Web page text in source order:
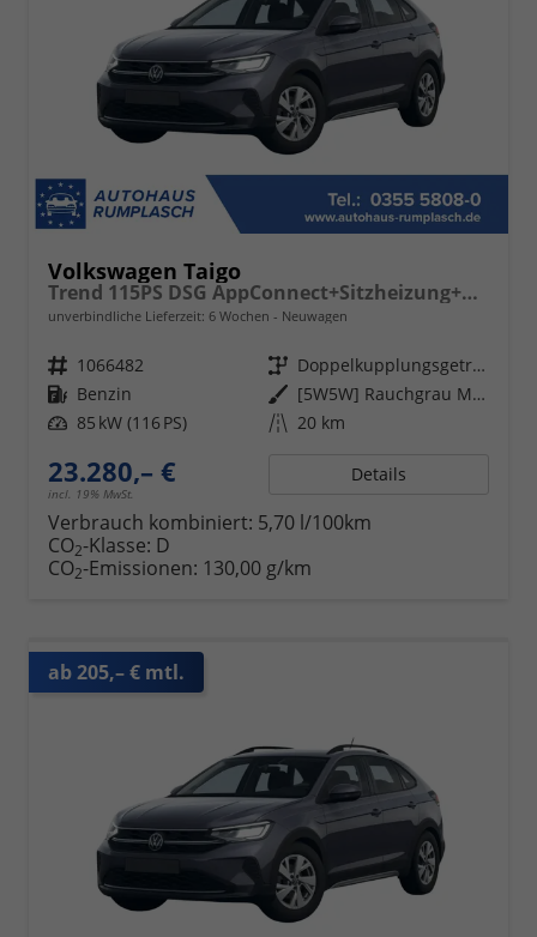
Volkswagen Taigo
Trend 115PS DSG AppConnect+Sitzheizung+PDC+Alu16+LED+DAB+FrontAssist
unverbindliche Lieferzeit: 6 Wochen Neuwagen
Fahrzeugnr. 1066482 Getriebe
Doppelkupplungsgetriebe (DSG)
Kraftstoff Benzin Außenfarbe
[5W5W] Rauchgrau Metallic
Leistung 85 kW (116 PS) Kilometerstand 20 km
23.280,– €
incl. 19% MwSt.
Details
Verbrauch kombiniert: 5,70 l/100km
CO2-Klasse: D
CO2-Emissionen: 130,00 g/km
ab 205,– € mtl.